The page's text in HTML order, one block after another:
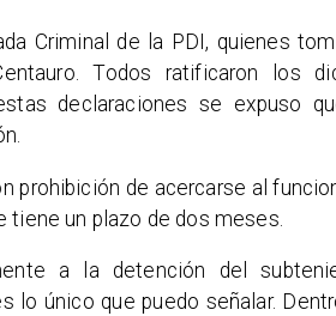
Criminal de la PDI, quienes
Todos ratificaron los
declaraciones se expuso
prohibición de acercarse al
tiene un plazo de dos meses.
a la detención del
lo único que puedo señalar.